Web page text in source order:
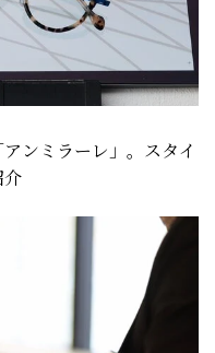
ンミラーレ」。スタイ
介